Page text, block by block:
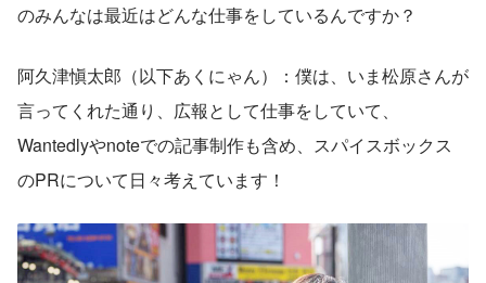
のみんなは最近はどんな仕事をしているんですか？
阿久津愼太郎（以下あくにゃん）：僕は、いま松原さんが
言ってくれた通り、広報として仕事をしていて、
Wantedlyやnoteでの記事制作も含め、スパイスボックス
のPRについて日々考えています！